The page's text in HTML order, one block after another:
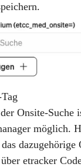
.
Onsite-Suche
möglich.
dazugehörige
etracker